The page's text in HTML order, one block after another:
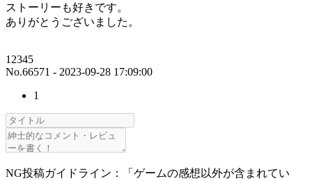
ストーリーも好きです。
ありがとうございました。
12345
No.66571 - 2023-09-28 17:09:00
1
NG投稿ガイドライン：「ゲームの感想以外が含まれてい